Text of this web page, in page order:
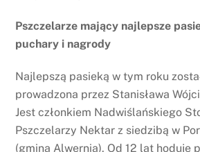
Pszczelarze mający najlepsze
puchary i nagrody
Najlepszą pasieką w tym roku
prowadzona przez Stanisława
Jest członkiem Nadwiślańskiego
Pszczelarzy Nektar z siedzibą w
(gmina Alwernia). Od 12 lat hoduje